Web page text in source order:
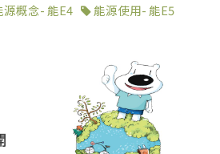
源概念- 能E4 能源使用- 能E5